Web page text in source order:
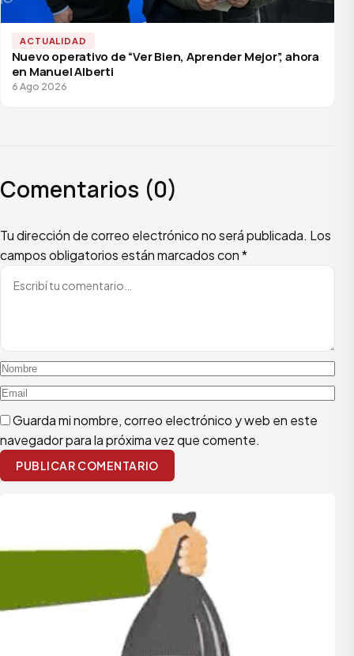
ACTUALIDAD
Nuevo operativo de “Ver Bien, Aprender Mejor”, ahora
en Manuel Alberti
6 Ago 2026
Comentarios (0)
Tu dirección de correo electrónico no será publicada. Los
campos obligatorios están marcados con*
Escribí tu comentario
Nombre
Email
Guarda mi nombre, correo electrónico y web en este
navegador para la próxima vez que comente.
PUBLICAR COMENTARIO